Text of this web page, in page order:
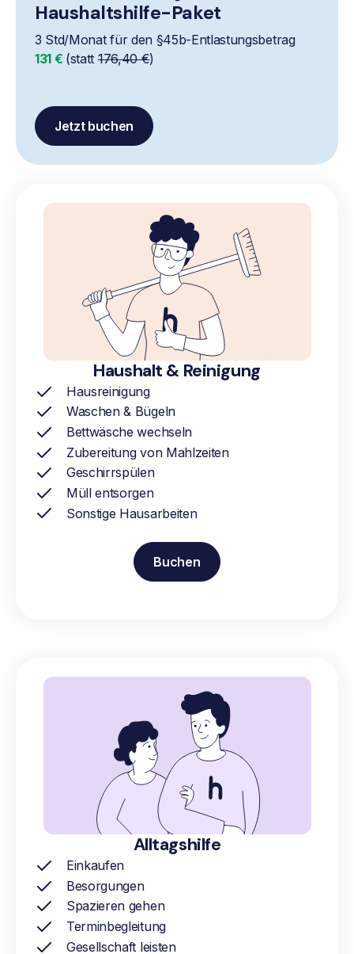
Haushaltshilfe-Paket
3 Std/Monat für den §45b-Entlastungsbetrag
131 € (statt176,40 €)
Jetzt buchen
Haushalt & Reinigung
Hausreinigung
Waschen & Bügeln
Bettwäsche wechseln
Zubereitung von Mahlzeiten
Geschirrspülen
Müll entsorgen
Sonstige Hausarbeiten
Buchen
Alltagshilfe
Einkaufen
Besorgungen
Spazieren gehen
Terminbegleitung
Gesellschaft leisten